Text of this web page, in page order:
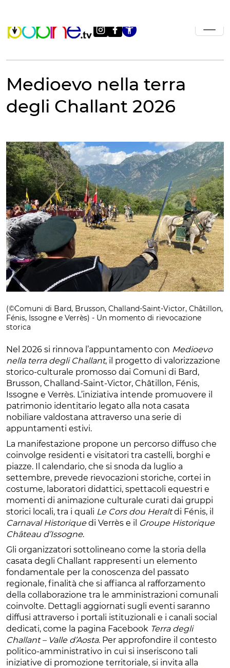
Apri le
Medioevo nella terra
degli Challant 2026
(©Comuni di Bard, Brusson, Challand-Saint-Victor, Châtillon,
Fénis, Issogne e Verrès) - Un momento di rievocazione
storica
Nel 2026 si rinnova l’appuntamento con Medioevo
nella terra degli Challant, il progetto di valorizzazione
storico-culturale promosso dai Comuni di Bard,
Brusson, Challand-Saint-Victor, Châtillon, Fénis,
Issogne e Verrès. L’iniziativa intende promuovere il
patrimonio identitario legato alla nota casata
nobiliare valdostana attraverso una serie di
appuntamenti estivi.
La manifestazione propone un percorso diffuso che
coinvolge residenti e visitatori tra castelli, borghi e
piazze. Il calendario, che si snoda da luglio a
settembre, prevede rievocazioni storiche, cortei in
costume, laboratori didattici, spettacoli equestri e
momenti di animazione culturale curati dai gruppi
storici locali, tra i quali Le Cors dou Heraltdi Fénis, il
Carnaval Historiquedi Verrès e il Groupe Historique
Château d’Issogne.
Gli organizzatori sottolineano come la storia della
casata degli Challant rappresenti un elemento
fondamentale per la conoscenza del passato
regionale, finalità che si affianca al rafforzamento
della collaborazione tra le amministrazioni comunali
coinvolte. Dettagli aggiornati sugli eventi saranno
diffusi attraverso i portali istituzionali e i canali social
dedicati, come la pagina Facebook Terra degli
Challant – Valle d’Aosta. Per approfondire il contesto
politico-amministrativo in cui si inseriscono tali
iniziative di promozione territoriale, si invita alla